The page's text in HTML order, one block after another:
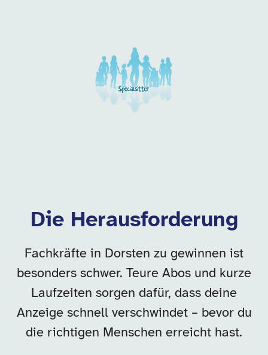
Unsere Arbeitgeber in
Die Herausforderung
Fachkräfte in Dorsten zu gewinnen ist
besonders schwer. Teure Abos und kurze
Laufzeiten sorgen dafür, dass deine
Anzeige schnell verschwindet – bevor du
die richtigen Menschen erreicht hast.